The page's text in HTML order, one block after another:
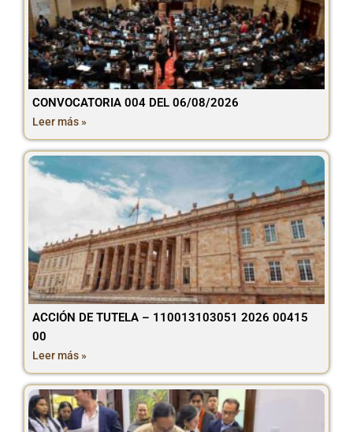
CONVOCATORIA 004 DEL 06/08/2026
Leer más »
ACCIÓN DE TUTELA – 110013103051 2026 00415
00
Leer más »